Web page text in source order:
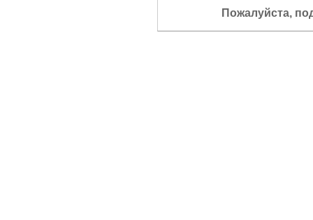
Пожалуйста,